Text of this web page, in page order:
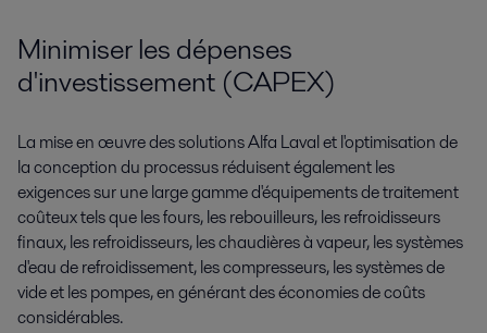
Minimiser les dépenses
d'investissement (CAPEX)
La mise en œuvre des solutions Alfa Laval et l'optimisation de
la conception du processus réduisent également les
exigences sur une large gamme d'équipements de traitement
coûteux tels que les fours, les rebouilleurs, les refroidisseurs
finaux, les refroidisseurs, les chaudières à vapeur, les systèmes
d'eau de refroidissement, les compresseurs, les systèmes de
vide et les pompes, en générant des économies de coûts
considérables.